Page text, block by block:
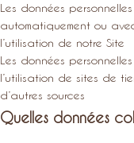
Les données
automatiquement ou
l’utilisation de notre Site
Les données
l’utilisation de sites de
d’autres sources
Quelles données